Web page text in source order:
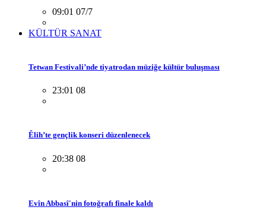
09:01 07/7
KÜLTÜR SANAT
Tetwan Festivali’nde tiyatrodan müziğe kültür buluşması
23:01 08
Êlih’te gençlik konseri düzenlenecek
20:38 08
Evîn Abbasî'nin fotoğrafı finale kaldı